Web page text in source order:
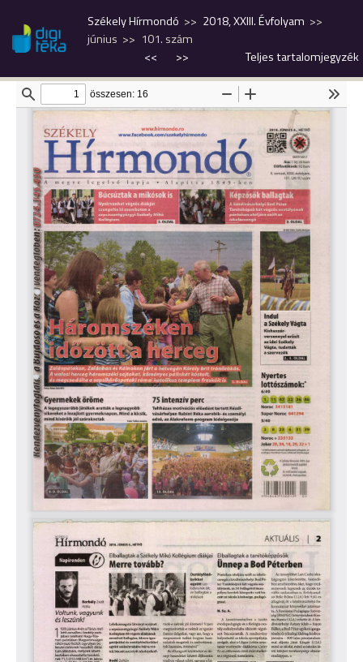
Székely Hírmondó
2018, XXIII. Évfolyam
június
101. szám
<<
>> Teljes tartalomjegyzék